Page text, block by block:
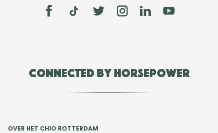
Connected by Horsepower
OVER HET CHIO ROTTERDAM